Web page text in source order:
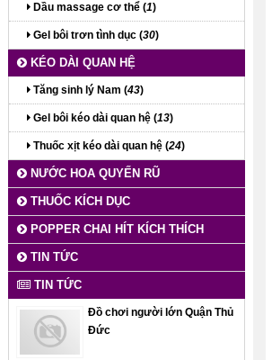
Dầu massage cơ thể (1)
Gel bôi trơn tình dục (30)
KÉO DÀI QUAN HỆ
Tăng sinh lý Nam (43)
Gel bôi kéo dài quan hệ (13)
Thuốc xịt kéo dài quan hệ (24)
NƯỚC HOA QUYẾN RŨ
THUỐC KÍCH DỤC
POPPER CHAI HÍT KÍCH THÍCH
TIN TỨC
TIN TỨC
Đồ chơi người lớn Quận Thủ
Đức